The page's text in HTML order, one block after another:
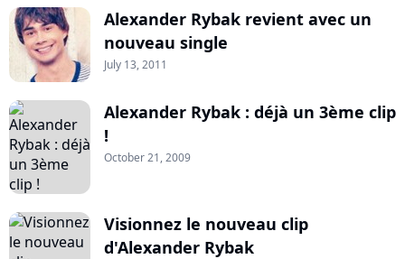
Alexander Rybak revient avec un
nouveau single
July 13, 2011
Alexander Rybak : déjà un 3ème clip
!
October 21, 2009
Visionnez le nouveau clip
d'Alexander Rybak